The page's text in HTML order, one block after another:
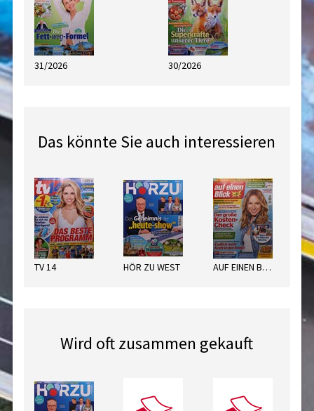
31/2026 30/2026
Das könnte Sie auch interessieren
TV 14 HÖR ZU WEST AUF EINEN BLICK WEST
Wird oft zusammen gekauft